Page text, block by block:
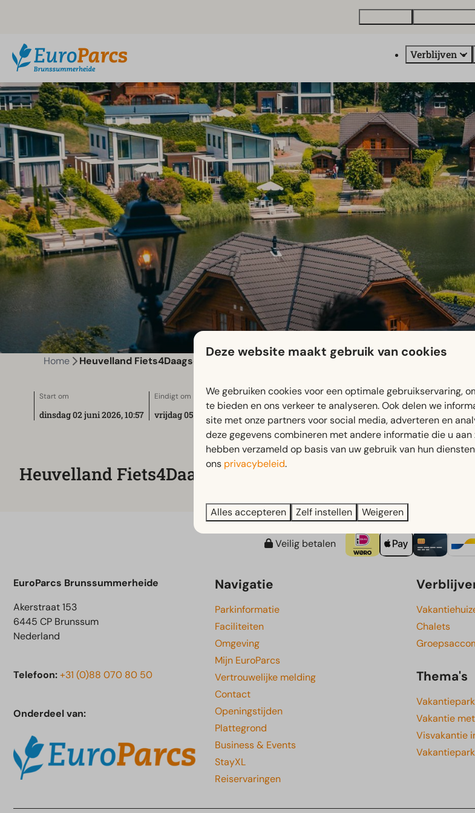
Verblijven
Home Heuvelland Fiets4Daagse
Start om
dinsdag 02 juni 2026, 10:57
Eindigt om
vrijdag 05 juni 2026, 18:00
Heuvelland Fiets4Daagse
Veilig betalen
EuroParcs Brunssummerheide
Akerstraat 153
6445 CP Brunssum
Nederland
Telefoon:+31 (0)88 070 80 50
Onderdeel van:
Navigatie
Parkinformatie
Faciliteiten
Omgeving
Mijn EuroParcs
Vertrouwelijke melding
Contact
Openingstijden
Plattegrond
Business & Events
StayXL
Reiservaringen
Chalets
Thema's
Vakantie
Visvakantie
Deze website maakt gebruik van cookies
We gebruiken cookies voor een optimale gebruikservaring,
te bieden en ons verkeer te analyseren. Ook delen we
site met onze partners voor social media, adverteren en
deze gegevens combineren met andere informatie die u
hebben verzameld op basis van uw gebruik van hun
ons privacybeleid.
Alles accepteren Zelf instellen Weigeren